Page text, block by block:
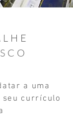
a uma
seu currículo